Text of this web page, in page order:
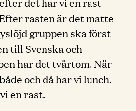
rasten är det matte
gruppen ska först
till Svenska och
har det tvärtom. När
och då har vi lunch.
en rast.